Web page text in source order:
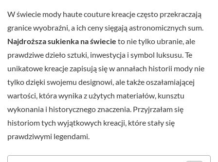
W świecie mody haute couture kreacje często przekraczają
granice wyobraźni, a ich ceny sięgają astronomicznych sum.
Najdroższa sukienka na świecie to nie tylko ubranie, ale
prawdziwe dzieło sztuki, inwestycja i symbol luksusu. Te
unikatowe kreacje zapisują się w annałach historii mody nie
tylko dzięki swojemu designowi, ale także oszałamiającej
wartości, która wynika z użytych materiałów, kunsztu
wykonania i historycznego znaczenia. Przyjrzałam się
historiom tych wyjątkowych kreacji, które stały się
prawdziwymi legendami.